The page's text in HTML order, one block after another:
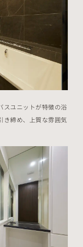
スユニットが特徴の浴
き締め、上質な雰囲気